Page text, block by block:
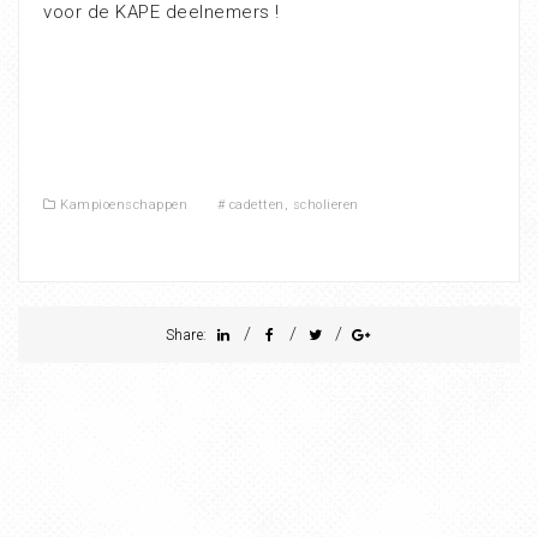
voor de KAPE deelnemers !
Kampioenschappen # cadetten , scholieren
Share: / / /